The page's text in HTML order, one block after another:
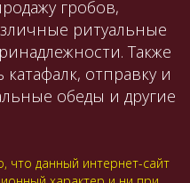
гробов,
ритуальные
Также
катафалк, отправку и
обеды и другие
данный интернет-сайт